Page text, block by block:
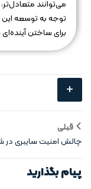
می‌توانند
توجه به توسعه
برای ساختن
+
قبلی
چالش‌ امنیت سایبری در
هوشمند عمودی
پیام بگذارید